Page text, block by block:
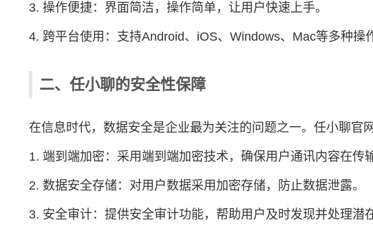
3. 操作便捷：界面简洁，操作简单，让用户快速上手。
4. 跨平台使用：支持Android、iOS、Windows、Mac等多种操
二、任小聊的安全性保障
在信息时代，数据安全是企业最为关注的问题之一。任小聊官
1. 端到端加密：采用端到端加密技术，确保用户通讯内容在传
2. 数据安全存储：对用户数据采用加密存储，防止数据泄露。
3. 安全审计：提供安全审计功能，帮助用户及时发现并处理潜